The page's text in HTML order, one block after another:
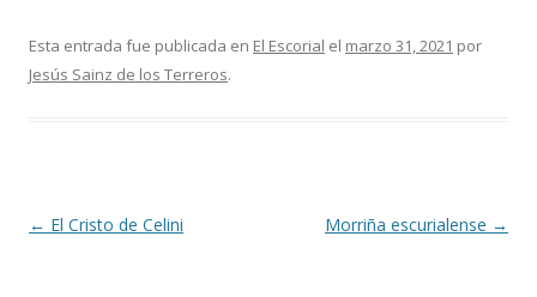
Esta entrada fue publicada en El Escorial el marzo 31, 2021 por
Jesús Sainz de los Terreros.
Navegación
← El Cristo de Celini Morriña escurialense →